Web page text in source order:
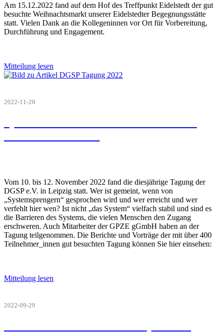
Am 15.12.2022 fand auf dem Hof des Treffpunkt Eidelstedt der gut
besuchte Weihnachtsmarkt unserer Eidelstedter Begegnungsstätte
statt. Vielen Dank an die Kollegeninnen vor Ort für Vorbereitung,
Durchführung und Engagement.
Mitteilung lesen
2022-11-28
Vom 10. bis 12. November 2022 fand die diesjährige Tagung der
DGSP e.V. in Leipzig statt. Wer ist gemeint, wenn von
„Systemsprengern“ gesprochen wird und wer erreicht und wer
verfehlt hier wen? Ist nicht „das System“ vielfach stabil und sind es
die Barrieren des Systems, die vielen Menschen den Zugang
erschweren. Auch Mitarbeiter der GPZE gGmbH haben an der
Tagung teilgenommen. Die Berichte und Vorträge der mit über 400
Teilnehmer_innen gut besuchten Tagung können Sie hier einsehen:
Mitteilung lesen
2022-09-29